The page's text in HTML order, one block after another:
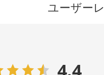
ユーザー